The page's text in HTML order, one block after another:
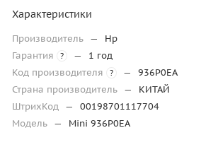
Характеристики
Производитель —
Hp
Гарантия
? —
1 год
Код производителя
? —
936P0EA
Страна производитель —
КИТАЙ
ШтрихКод —
00198701117704
Модель — Mini 936P0EA